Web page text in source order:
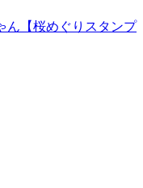
ん【桜めぐりスタンプ